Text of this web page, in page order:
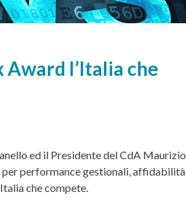
l’Italia che
ed il Presidente del CdA Maurizio
per performance gestionali, affidabilità
che compete.